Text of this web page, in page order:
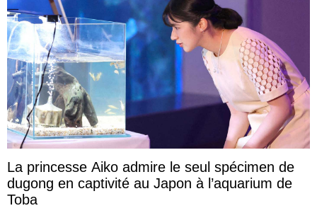
La princesse Aiko admire le seul spécimen de
dugong en captivité au Japon à l’aquarium de
Toba